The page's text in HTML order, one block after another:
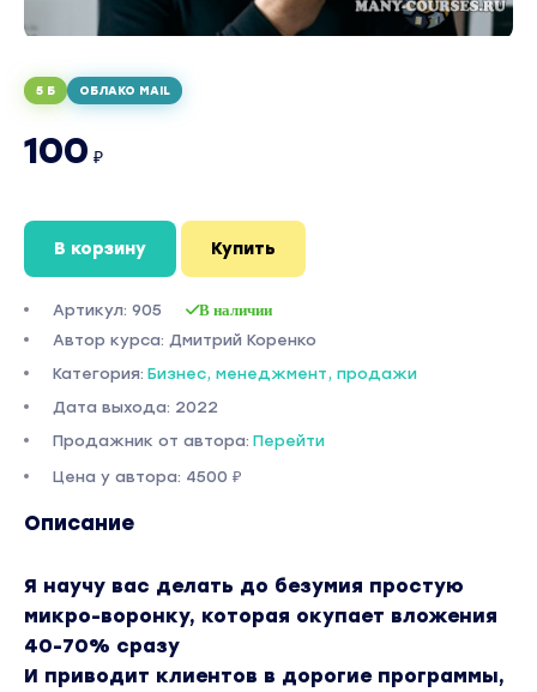
5 Б ОБЛАКО MAIL
100 ₽
В корзину Купить
Артикул: 905 В наличии
Автор курса: Дмитрий Коренко
Категория: Бизнес, менеджмент, продажи
Дата выхода: 2022
Продажник от автора: Перейти
Цена у автора: 4500 ₽
Описание
Я научу вас делать до безумия простую
микро-воронку, которая окупает вложения
40-70% сразу
И приводит клиентов в дорогие программы,